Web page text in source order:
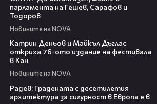
парламента на Гешев, Сарафов и
Тодоров
Новините на NOVA
Катрин Деньов и Майкъл Дъглас
откриха 76-ото издание на фестивала
в Кан
Новините на NOVA
Радев: Градената с десетилетия
архитектура за сигурност в Европа е в